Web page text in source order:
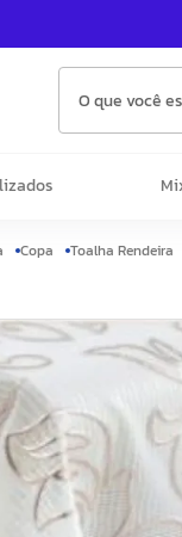
O que você
Copa Toalha Rendeira